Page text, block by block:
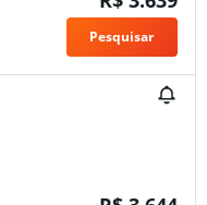
Pesquisar